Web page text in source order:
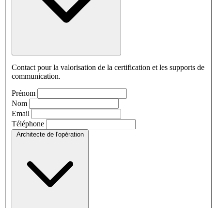
Contact pour la valorisation de la certification et les supports de
communication.
Prénom
Nom
Email
Téléphone
Architecte de l'opération